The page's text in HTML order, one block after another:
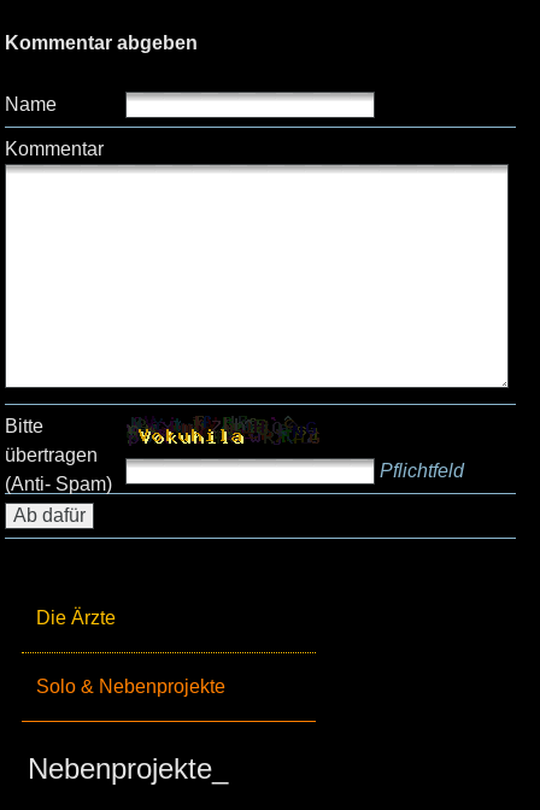
Die Ärzte
Solo & Nebenprojekte
Nebenprojekte_
Kommentar abgeben
Name
Kommentar
Bitte
übertragen
(Anti- Spam)
Pflichtfeld